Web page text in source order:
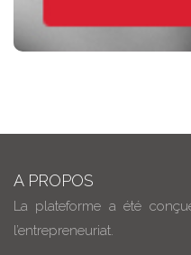
A PROPOS
La plateforme a été
l’entrepreneuriat.